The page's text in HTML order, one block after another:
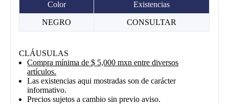
Color Existencias
NEGRO CONSULTAR
CLÁUSULAS
Compra mínima de $ 5,000 mxn entre diversos
artículos.
Las existencias aqui mostradas son de carácter
informativo.
Precios sujetos a cambio sin previo aviso.